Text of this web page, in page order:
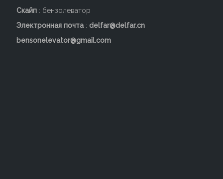
Скайп : бензолеватор
Электронная почта: delfar@delfar.cn
bensonelevator@gmail.com